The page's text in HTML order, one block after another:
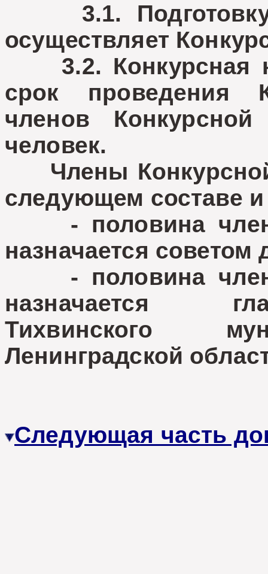
3.1. Подготовку
осуществляет
3.2. Конкурсная
срок проведения
членов
человек.
Члены Конкурсной
следующем составе
- половина
назначается советом
- половина
назначается
Тихвинского
Ленинградской
Следующая часть